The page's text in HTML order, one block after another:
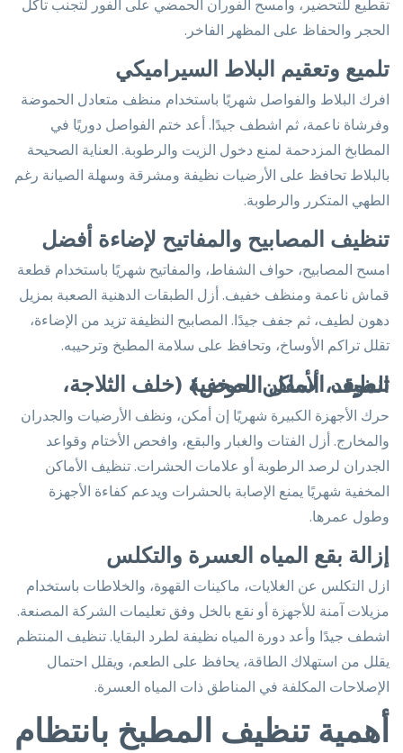
تقطيع للتحضير، وامسح الفوران الحمضي على الفور لتجنب تآكل
الحجر والحفاظ على المظهر الفاخر.
تلميع وتعقيم البلاط السيراميكي
افرك البلاط والفواصل شهريًا باستخدام منظف متعادل الحموضة
وفرشاة ناعمة، ثم اشطف جيدًا. أعد ختم الفواصل دوريًا في
المطابخ المزدحمة لمنع دخول الزيت والرطوبة. العناية الصحيحة
بالبلاط تحافظ على الأرضيات نظيفة ومشرقة وسهلة الصيانة رغم
الطهي المتكرر والرطوبة.
تنظيف المصابيح والمفاتيح لإضاءة أفضل
امسح المصابيح، حواف الشفاط، والمفاتيح شهريًا باستخدام قطعة
قماش ناعمة ومنظف خفيف. أزل الطبقات الدهنية الصعبة بمزيل
دهون لطيف، ثم جفف جيدًا. المصابيح النظيفة تزيد من الإضاءة،
تقلل تراكم الأوساخ، وتحافظ على سلامة المطبخ وترحيبه.
تنظيف الأماكن المخفية (خلف الثلاجة، الموقد، أسفل الحوض)
حرك الأجهزة الكبيرة شهريًا إن أمكن، ونظف الأرضيات والجدران
والمخارج. أزل الفتات والغبار والبقع، وافحص الأختام وقواعد
الجدران لرصد الرطوبة أو علامات الحشرات. تنظيف الأماكن
المخفية شهريًا يمنع الإصابة بالحشرات ويدعم كفاءة الأجهزة
وطول عمرها.
إزالة بقع المياه العسرة والتكلس
ازل التكلس عن الغلايات، ماكينات القهوة، والخلاطات باستخدام
مزيلات آمنة للأجهزة أو نقع بالخل وفق تعليمات الشركة المصنعة.
اشطف جيدًا وأعد دورة المياه نظيفة لطرد البقايا. تنظيف المنتظم
يقلل من استهلاك الطاقة، يحافظ على الطعم، ويقلل احتمال
الإصلاحات المكلفة في المناطق ذات المياه العسرة.
أهمية تنظيف المطبخ بانتظام